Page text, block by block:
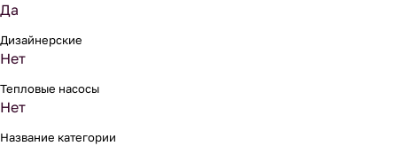
Да
Дизайнерские
Нет
Тепловые насосы
Нет
Название категории